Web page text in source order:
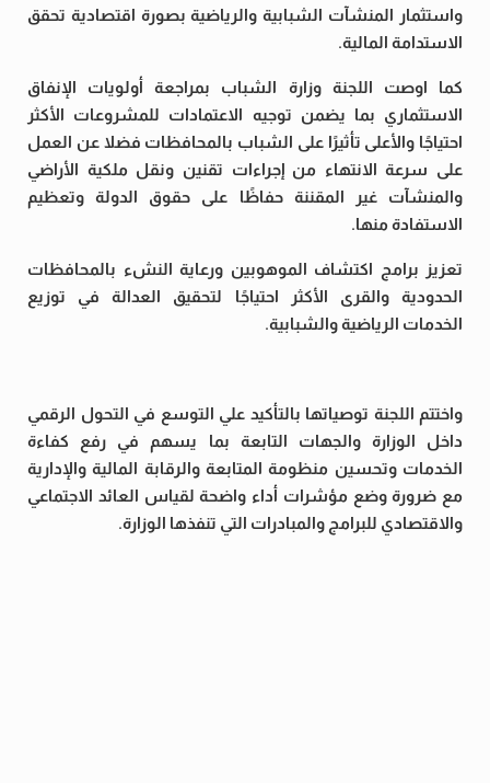
واستثمار المنشآت الشبابية والرياضية بصورة اقتصادية تحقق
الاستدامة المالية.
كما اوصت اللجنة وزارة الشباب بمراجعة أولويات الإنفاق
الاستثماري بما يضمن توجيه الاعتمادات للمشروعات الأكثر
احتياجًا والأعلى تأثيرًا على الشباب بالمحافظات فضلا عن العمل
على سرعة الانتهاء من إجراءات تقنين ونقل ملكية الأراضي
والمنشآت غير المقننة حفاظًا على حقوق الدولة وتعظيم
الاستفادة منها.
تعزيز برامج اكتشاف الموهوبين ورعاية النشء بالمحافظات
الحدودية والقرى الأكثر احتياجًا لتحقيق العدالة في توزيع
الخدمات الرياضية والشبابية.
واختتم اللجنة توصياتها بالتأكيد علي التوسع في التحول الرقمي
داخل الوزارة والجهات التابعة بما يسهم في رفع كفاءة
الخدمات وتحسين منظومة المتابعة والرقابة المالية والإدارية
مع ضرورة وضع مؤشرات أداء واضحة لقياس العائد الاجتماعي
والاقتصادي للبرامج والمبادرات التي تنفذها الوزارة.